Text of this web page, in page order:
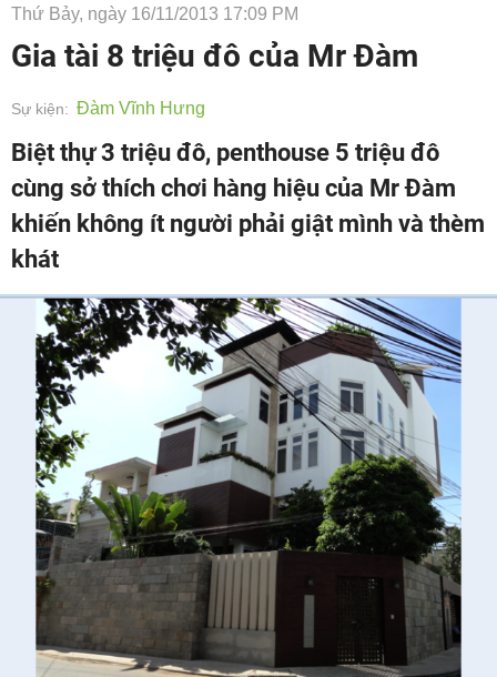
Thứ Bảy, ngày 16/11/2013 17:09 PM
Gia tài 8 triệu đô của Mr Đàm
Sự kiện: Đàm Vĩnh Hưng
Biệt thự 3 triệu đô, penthouse 5 triệu đô
cùng sở thích chơi hàng hiệu của Mr Đàm
khiến không ít người phải giật mình và thèm
khát